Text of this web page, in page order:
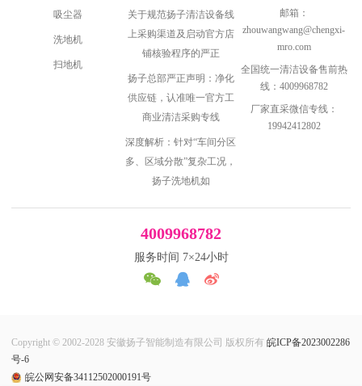
吸尘器
洗地机
扫地机
关于规范扬子清洁设备线
上采购渠道及启动官方店
铺核验程序的严正
扬子总部严正声明：净化
供应链，认准唯一官方工
商业清洁采购专线
深度解析：针对“车间分区
多、区域分散”复杂工况，
扬子洗地机如
邮箱：
zhouwangwang@chengxi-
mro.com
全国统一清洁设备售前热
线：4009968782
厂家直采微信专线：
19942412802
4009968782
服务时间 7×24小时
Copyright © 2002-2028 安徽扬子智能制造有限公司 版权所有 皖ICP备2023002286
号-6
皖公网安备34112502000191号